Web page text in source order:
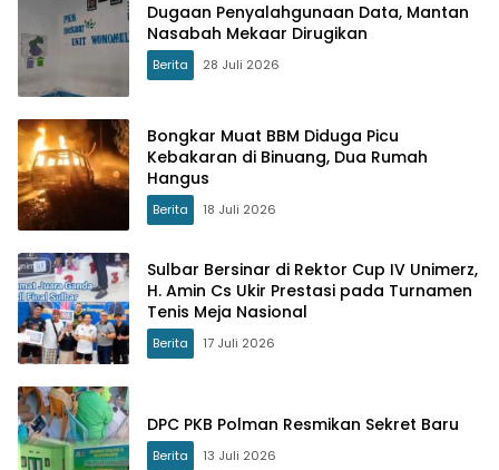
Dugaan Penyalahgunaan Data, Mantan
Nasabah Mekaar Dirugikan
Berita 28 Juli 2026
Bongkar Muat BBM Diduga Picu
Kebakaran di Binuang, Dua Rumah
Hangus
Berita 18 Juli 2026
Sulbar Bersinar di Rektor Cup IV Unimerz,
H. Amin Cs Ukir Prestasi pada Turnamen
Tenis Meja Nasional
Berita 17 Juli 2026
DPC PKB Polman Resmikan Sekret Baru
Berita 13 Juli 2026